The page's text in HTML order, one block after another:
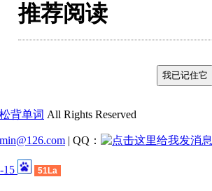
推荐阅读
背单词 All Rights Reserved
| QQ：
15 51La